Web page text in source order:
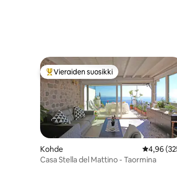
Vieraiden suosikkien parhaimmistoa
Vieraiden suosikki
Kohde
4,96
Casa Stella del Mattino - Taormina